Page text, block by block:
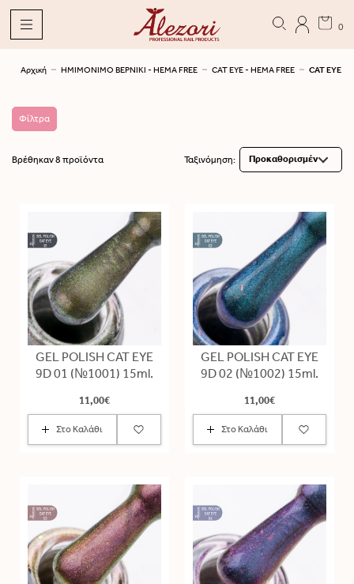
0
Αρχική ΗΜΙΜΟΝΙΜΟ ΒΕΡΝΙΚΙ - HEMA FREE CAT EYE - HEMA FREE CAT EYE
Φίλτρα
Βρέθηκαν 8 προϊόντα Ταξινόμηση:
GEL POLISH CAT EYE
9D 01 (№1001) 15ml.
11,00€
Στο Καλάθι
GEL POLISH CAT EYE
9D 02 (№1002) 15ml.
11,00€
Στο Καλάθι